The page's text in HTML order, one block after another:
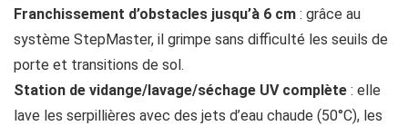
Franchissement d’obstacles jusqu’à 6 cm : grâce au
système StepMaster, il grimpe sans difficulté les seuils de
porte et transitions de sol.
Station de vidange/lavage/séchage UV complète : elle
lave les serpillières avec des jets d’eau chaude (50°C), les